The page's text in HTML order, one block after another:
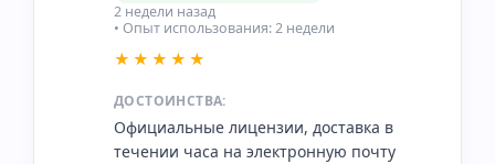
2 недели назад
• Опыт использования: 2 недели
★★★★★
ДОСТОИНСТВА:
Официальные лицензии, доставка в
течении часа на электронную почту